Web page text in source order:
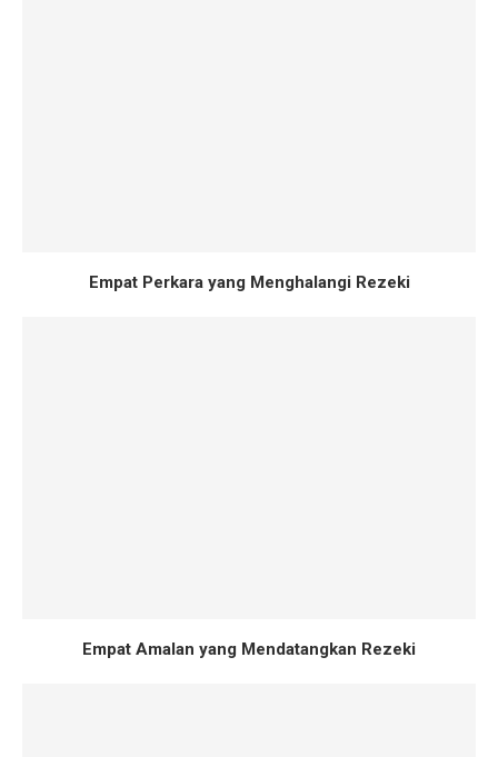
Empat Perkara yang Menghalangi Rezeki
Empat Amalan yang Mendatangkan Rezeki